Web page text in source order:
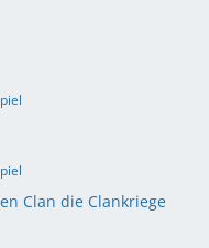
Clan die Clankriege